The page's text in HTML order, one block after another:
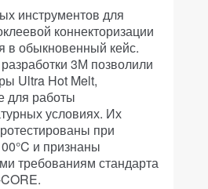
инструментов для
коннекторизации
в обыкновенный кейс.
3М позволили
Ultra Hot Melt,
для работы
условиях. Их
при
и признаны
требованиям стандарта